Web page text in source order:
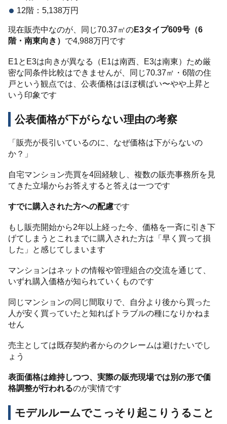
12階：5,138万円
現在販売中なのが、同じ70.37㎡のE3タイプ609号（6
階・南東向き） で4,988万円です
E1とE3は向きが異なる（E1は南西、E3は南東）ため厳
密な同条件比較はできませんが、同じ70.37㎡・6階の住
戸という観点では、公表価格はほぼ横ばい〜やや上昇と
いう印象です
公表価格が下がらない理由の考察
「販売が長引いているのに、なぜ価格は下がらないの
か？」
自宅マンション売買を4回経験し、複数の販売事務所を見
てきた立場からお答えすると答えは一つです
すでに購入された方への配慮です
もし販売開始から2年以上経った今、価格を一斉に引き下
げてしまうとこれまでに購入された方は「早く買って損
した」と感じてしまいます
マンションはネットの情報や管理組合の交流を通じて、
いずれ購入価格が知られていくものです
同じマンションの同じ間取りで、自分より後から買った
人が安く買っていたと知ればトラブルの種になりかねま
せん
売主としては既存契約者からのクレームは避けたいでし
ょう
表面価格は維持しつつ、実際の販売現場では別の形で価
格調整が行われるのが実情です
モデルルームでこっそり起こりうること